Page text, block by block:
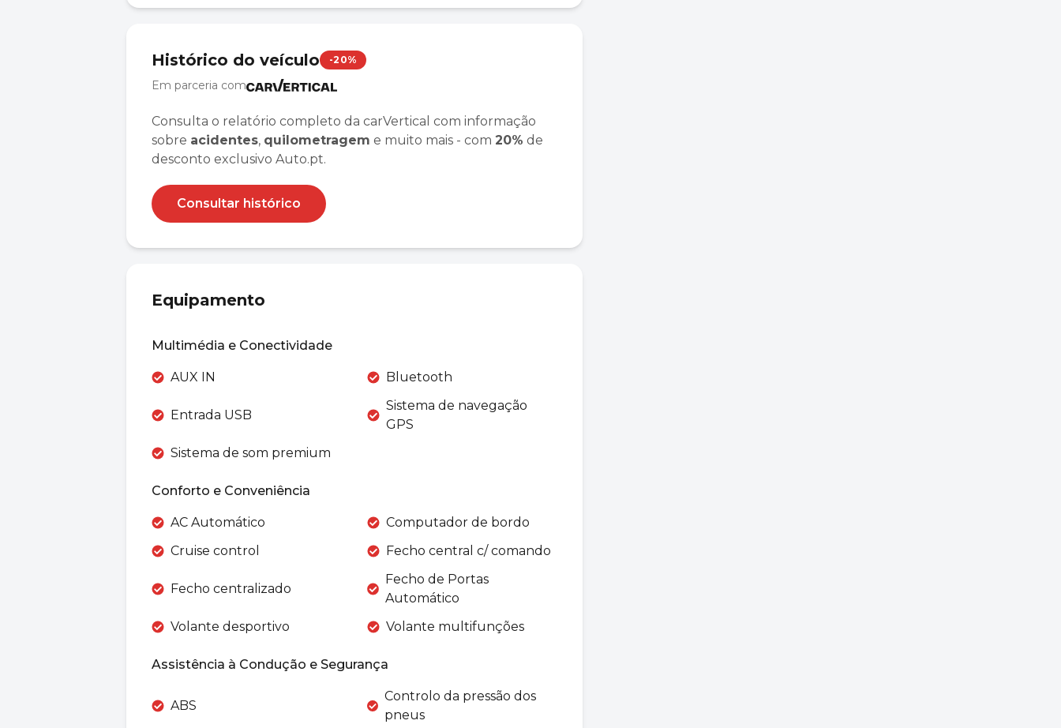
Histórico do veículo -20%
Em parceria com
Consulta o relatório completo da carVertical com informação
sobre acidentes, quilometragem e muito mais - com 20% de
desconto exclusivo Auto.pt.
Consultar histórico
Equipamento
Multimédia e Conectividade
AUX IN Bluetooth
Entrada USB
Sistema de navegação
GPS
Sistema de som premium
Conforto e Conveniência
AC Automático
Computador de bordo
Cruise control
Fecho central c/ comando
Fecho centralizado
Fecho de Portas
Automático
Volante desportivo
Volante multifunções
Assistência à Condução e Segurança
ABS
Controlo da pressão dos
pneus